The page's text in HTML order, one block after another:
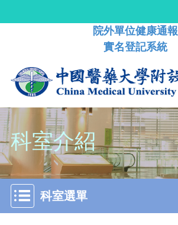
院外單位健康通報
實名登記系統
科室介紹
科室選單